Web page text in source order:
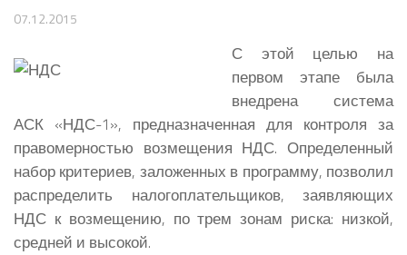
07.12.2015
С этой целью на
первом этапе была
внедрена система
АСК «НДС-1», предназначенная для контроля за
правомерностью возмещения НДС. Определенный
набор критериев, заложенных в программу, позволил
распределить налогоплательщиков, заявляющих
НДС к возмещению, по трем зонам риска: низкой,
средней и высокой.